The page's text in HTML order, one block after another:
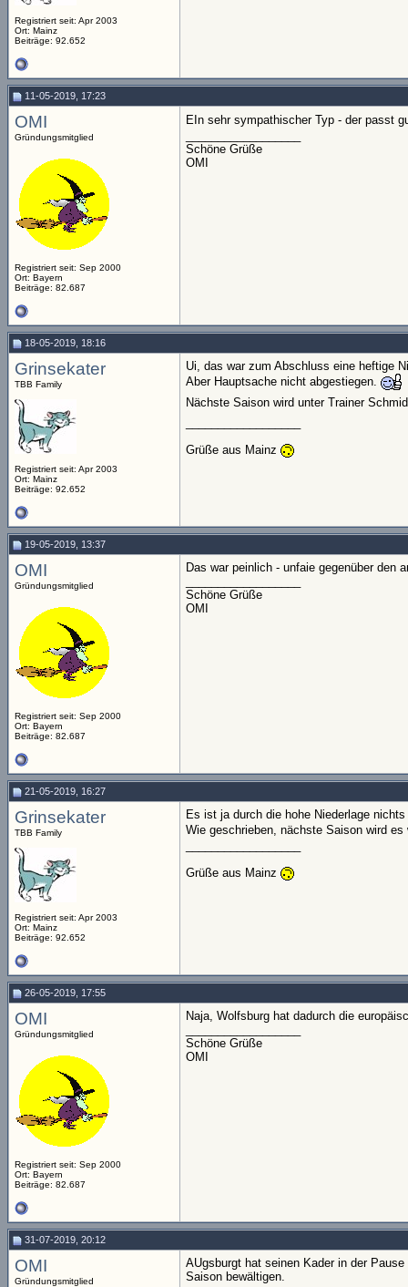
Registriert seit: Apr 2003
Ort: Mainz
Beiträge: 92.652
11-05-2019, 17:23
OMI
Gründungsmitglied
Registriert seit: Sep 2000
Ort: Bayern
Beiträge: 82.687
EIn sehr sympathischer Typ - der passt
Schöne Grüße
OMI
18-05-2019, 18:16
Grinsekater
TBB Family
Registriert seit: Apr 2003
Ort: Mainz
Beiträge: 92.652
Ui, das war zum Abschluss eine heftige
Aber Hauptsache nicht abgestiegen.
Nächste Saison wird unter Trainer
Grüße aus Mainz
19-05-2019, 13:37
OMI
Gründungsmitglied
Registriert seit: Sep 2000
Ort: Bayern
Beiträge: 82.687
Das war peinlich - unfaie gegenüber den
Schöne Grüße
OMI
21-05-2019, 16:27
Grinsekater
TBB Family
Registriert seit: Apr 2003
Ort: Mainz
Beiträge: 92.652
Es ist ja durch die hohe Niederlage
Wie geschrieben, nächste Saison wird
Grüße aus Mainz
26-05-2019, 17:55
OMI
Gründungsmitglied
Registriert seit: Sep 2000
Ort: Bayern
Beiträge: 82.687
Naja, Wolfsburg hat dadurch die
Schöne Grüße
OMI
31-07-2019, 20:12
OMI
Gründungsmitglied
AUgsburgt hat seinen Kader in der
Saison bewältigen.